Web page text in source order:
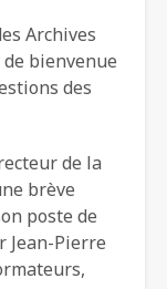
Archives
bienvenue
des
de la
brève
poste de
Pierre